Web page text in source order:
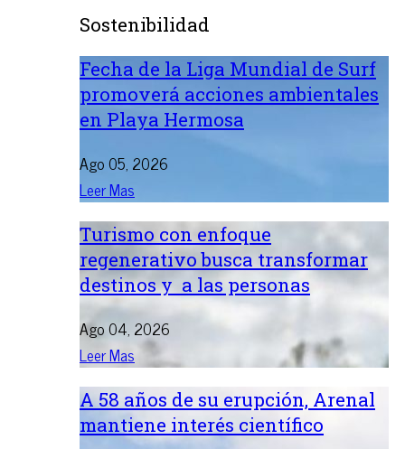
Sostenibilidad
Fecha de la Liga Mundial de Surf
promoverá acciones ambientales
en Playa Hermosa
Ago 05, 2026
Leer Mas
Turismo con enfoque
regenerativo busca transformar
destinos y a las personas
Ago 04, 2026
Leer Mas
A 58 años de su erupción, Arenal
mantiene interés científico